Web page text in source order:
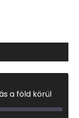
a föld körül